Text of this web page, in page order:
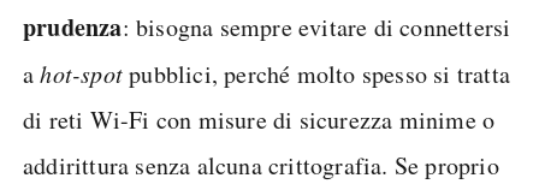
prudenza: bisogna sempre evitare di connettersi
ahot-spotpubblici, perché molto spesso si tratta
di reti Wi-Fi con misure di sicurezza minime o
addirittura senza alcuna crittografia. Se proprio